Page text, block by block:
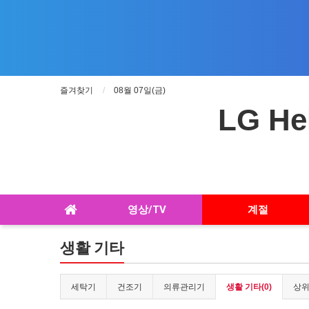
즐겨찾기 08월 07일(금)
LG
영상/TV 계절
생활 기타
세탁기 건조기 의류관리기 생활 기타(0) 상